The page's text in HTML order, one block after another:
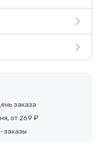
заказа
от 269 ₽
заказы